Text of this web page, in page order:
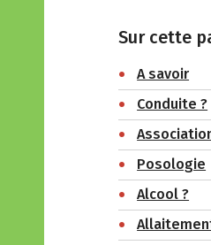
Sur cette
A savoir
Conduite ?
Posologie
Alcool ?